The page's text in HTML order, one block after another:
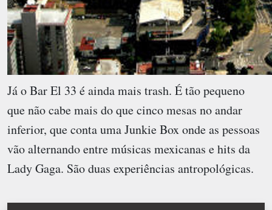
Já o Bar El 33 é ainda mais trash. É tão pequeno
que não cabe mais do que cinco mesas no andar
inferior, que conta uma Junkie Box onde as pessoas
vão alternando entre músicas mexicanas e hits da
Lady Gaga. São duas experiências antropológicas.